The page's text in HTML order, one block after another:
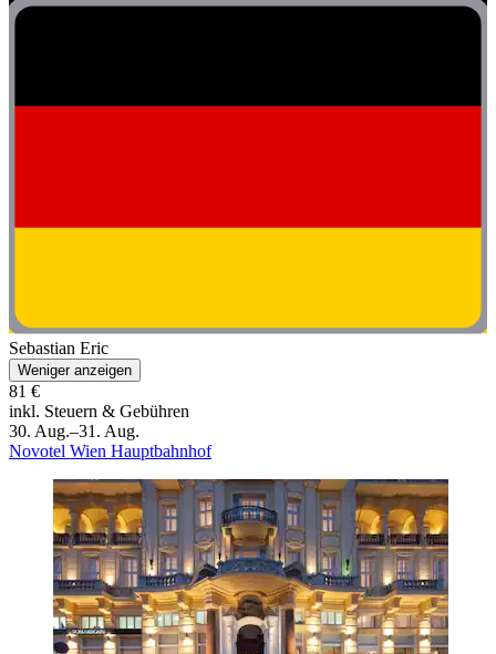
Sebastian Eric
Weniger anzeigen
81 €
inkl. Steuern & Gebühren
30. Aug.–31. Aug.
Novotel Wien Hauptbahnhof